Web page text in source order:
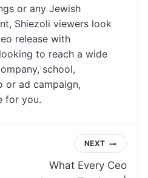
or any Jewish
Shiezoli viewers look
release with
to reach a wide
school,
or ad campaign,
for you.
NEXT
What Every Ceo